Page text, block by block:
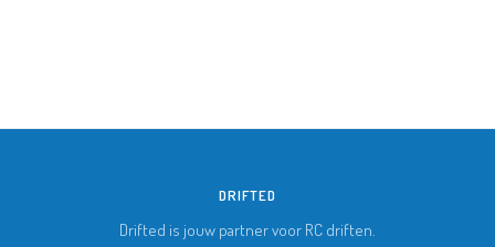
DRIFTED
Drifted is jouw partner voor RC driften.